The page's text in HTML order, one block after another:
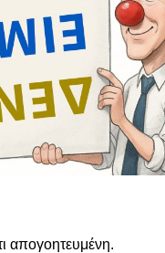
απογοητευμένη.